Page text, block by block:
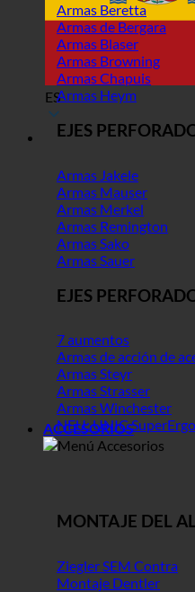
ES
Armas Beretta
Armas de Bergara
Armas Blaser
Armas Browning
Armas Chapuis
Armas Heym
EJES
Armas Jakele
Armas Mauser
Armas Merkel
Armas Remington
Armas Sako
Armas Sauer
EJES
7 aumentos
Armas de acción de
Armas Steyr
Armas Strasser
Armas Winchester
NEU: UNIC SuperErgo
ACCESORIOS
MONTAJE DEL
Ziegler SEM Contra
Montaje Dentler